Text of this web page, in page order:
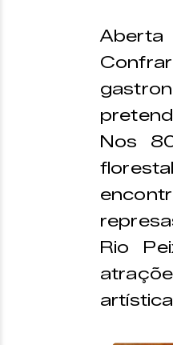
Aberta
Nos
Rio